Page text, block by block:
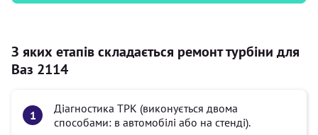
З яких етапів складається ремонт турбіни для
Ваз 2114
Діагностика ТРК (виконується двома
способами: в автомобілі або на стенді).